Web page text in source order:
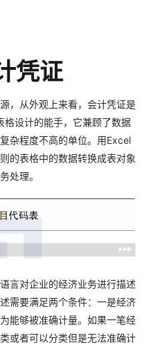
凭证
，从外观上来看，会计凭证是
设计的能手，它兼顾了数据
杂程度不高的单位。用Excel
的表格中的数据转换成表对象
处理。
言对企业的经济业务进行描述
需要满足两个条件：一是经济
能够被准确计量。如果一笔经
或者可以分类但是无法准确计